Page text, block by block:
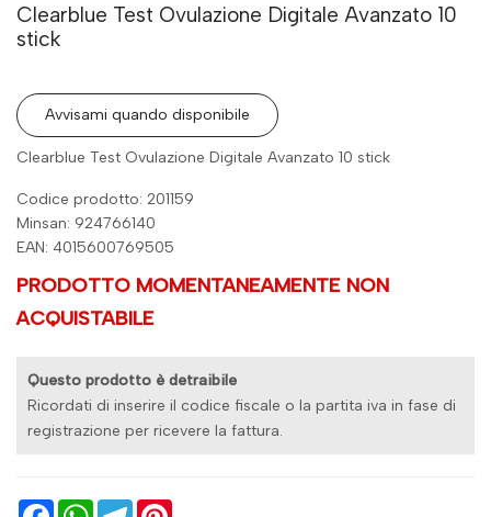
Clearblue Test Ovulazione Digitale Avanzato 10
stick
Avvisami quando disponibile
Clearblue Test Ovulazione Digitale Avanzato 10 stick
Codice prodotto: 201159
Minsan: 924766140
EAN: 4015600769505
PRODOTTO MOMENTANEAMENTE NON
ACQUISTABILE
Questo prodotto è detraibile
Ricordati di inserire il codice fiscale o la partita iva in fase di
registrazione per ricevere la fattura.
FacebookWhatsAppTelegram